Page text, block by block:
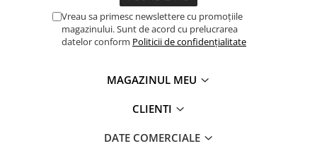
PDUs unitati de distributie a
energiei electrice
Vreau sa primesc newslettere cu promoțiile
magazinului. Sunt de acord cu prelucrarea
datelor conform Politicii de confidențialitate
MAGAZINUL MEU
CLIENTI
DATE COMERCIALE